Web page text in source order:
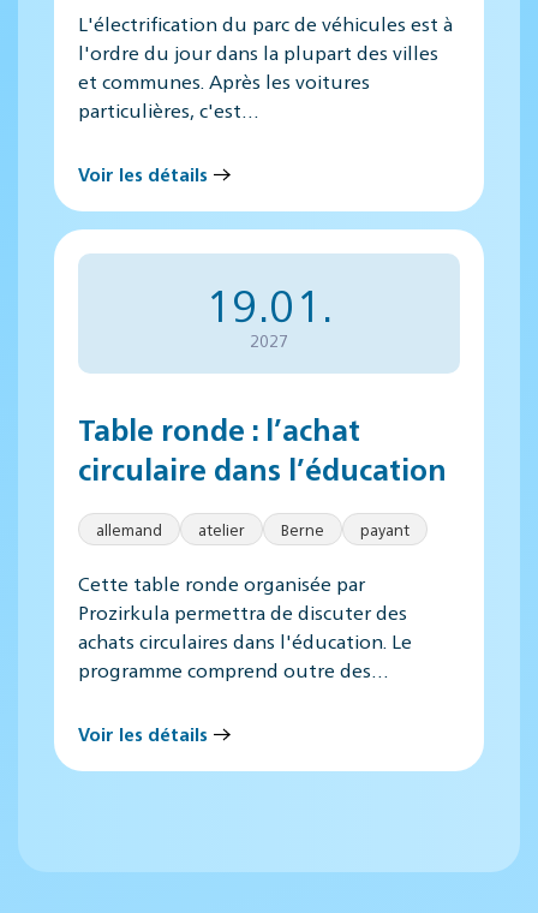
L'électrification du parc de véhicules est à
l'ordre du jour dans la plupart des villes
et communes. Après les voitures
particulières, c'est…
Voir les détails
19.01.
2027
Table ronde : l’achat
circulaire dans l’éducation
allemand atelier Berne payant
Cette table ronde organisée par
Prozirkula permettra de discuter des
achats circulaires dans l'éducation. Le
programme comprend outre des…
Voir les détails